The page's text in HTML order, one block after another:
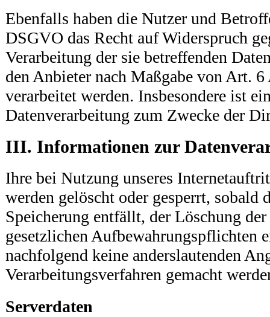
Ebenfalls haben die Nutzer und
DSGVO das Recht auf Widerspruch
Verarbeitung der sie betreffenden
den Anbieter nach Maßgabe von Art.
verarbeitet werden. Insbesondere ist
Datenverarbeitung zum Zwecke der
III. Informationen zur
Ihre bei Nutzung unseres
werden gelöscht oder gesperrt, sobald
Speicherung entfällt, der Löschung
gesetzlichen Aufbewahrungspflichten
nachfolgend keine anderslautenden
Verarbeitungsverfahren gemacht
Serverdaten